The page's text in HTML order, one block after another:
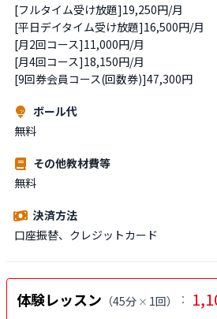
[フルタイム受け放題]19,250円/月
[平日デイタイム受け放題]16,500円/月
[月2回コース]11,000円/月
[月4回コース]18,150円/月
[9回券会員コース(回数券)]47,300円
ボール代
無料
その他教材費等
無料
決済方法
口座振替、クレジットカード
体験レッスン （45分 × 1回） ：